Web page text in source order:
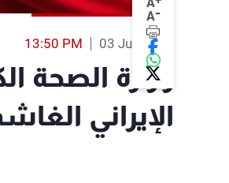
A-
03 Jun 2026
13:50 PM
الإيراني